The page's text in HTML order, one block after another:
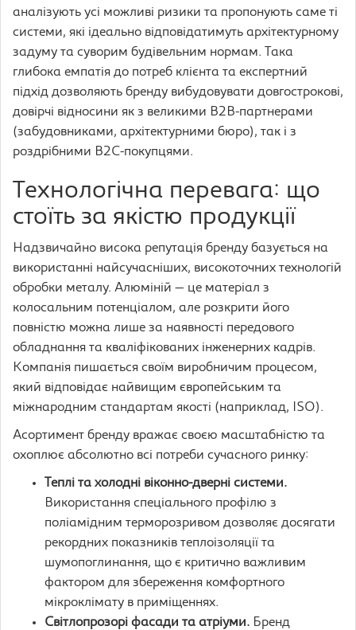
аналізують усі можливі ризики та пропонують саме ті
системи, які ідеально відповідатимуть архітектурному
задуму та суворим будівельним нормам. Така
глибока емпатія до потреб клієнта та експертний
підхід дозволяють бренду вибудовувати довгострокові,
довірчі відносини як з великими B2B-партнерами
(забудовниками, архітектурними бюро), так і з
роздрібними B2C-покупцями.
Технологічна перевага: що
стоїть за якістю продукції
Надзвичайно висока репутація бренду базується на
використанні найсучасніших, високоточних технологій
обробки металу. Алюміній — це матеріал з
колосальним потенціалом, але розкрити його
повністю можна лише за наявності передового
обладнання та кваліфікованих інженерних кадрів.
Компанія пишається своїм виробничим процесом,
який відповідає найвищим європейським та
міжнародним стандартам якості (наприклад, ISO).
Асортимент бренду вражає своєю масштабністю та
охоплює абсолютно всі потреби сучасного ринку:
Теплі та холодні віконно-дверні системи.
Використання спеціального профілю з
поліамідним терморозривом дозволяє досягати
рекордних показників теплоізоляції та
шумопоглинання, що є критично важливим
фактором для збереження комфортного
мікроклімату в приміщеннях.
Світлопрозорі фасади та атріуми. Бренд